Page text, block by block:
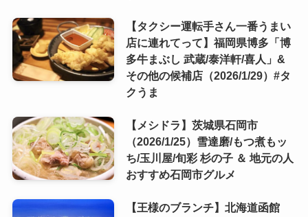
【タクシー運転手さん一番うまい
店に連れてって】福岡県博多「博
多牛まぶし 武蔵/泰洋軒/喜人」&
その他の候補店（2026/1/29）#タ
クうま
【メシドラ】茨城県石岡市
（2026/1/25）雪達磨/もつ煮もッ
ち/玉川屋/旬彩 杉の子 ＆ 地元の人
おすすめ石岡市グルメ
【王様のブランチ】北海道函館